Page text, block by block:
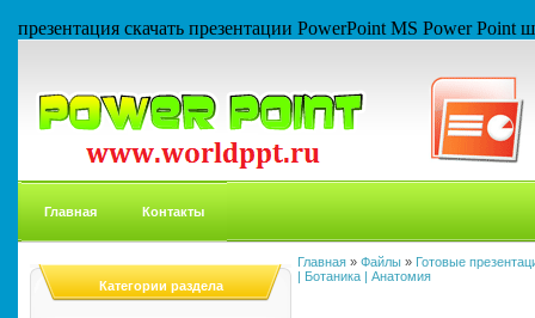
презентация скачать презентации PowerPoint MS Power
Главная Контакты
Категории раздела
Главная » Файлы » Готовые
| Ботаника | Анатомия